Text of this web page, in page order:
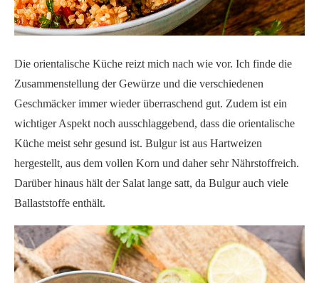
Die orientalische Küche reizt mich nach wie vor. Ich finde die
Zusammenstellung der Gewürze und die verschiedenen
Geschmäcker immer wieder überraschend gut. Zudem ist ein
wichtiger Aspekt noch ausschlaggebend, dass die orientalische
Küche meist sehr gesund ist. Bulgur ist aus Hartweizen
hergestellt, aus dem vollen Korn und daher sehr Nährstoffreich.
Darüber hinaus hält der Salat lange satt, da Bulgur auch viele
Ballaststoffe enthält.